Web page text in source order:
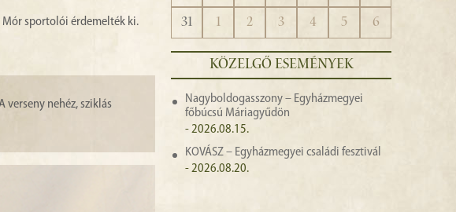
Mór sportolói érdemelték ki.
verseny nehéz, sziklás
31
1 2 3 4 5 6
KÖZELGŐ ESEMÉNYEK
Nagyboldogasszony – Egyházmegyei
főbúcsú Máriagyűdön
- 2026.08.15.
KOVÁSZ – Egyházmegyei családi fesztivál
- 2026.08.20.